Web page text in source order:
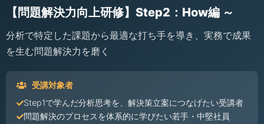
【問題解決力向上研修】Step2：How編 ～
分析で特定した課題から最適な打ち手を導き、実務で成果
を生む問題解決力を磨く
受講対象者
Step1で学んだ分析思考を、解決策立案につなげたい受講者
問題解決のプロセスを体系的に学びたい若手・中堅社員